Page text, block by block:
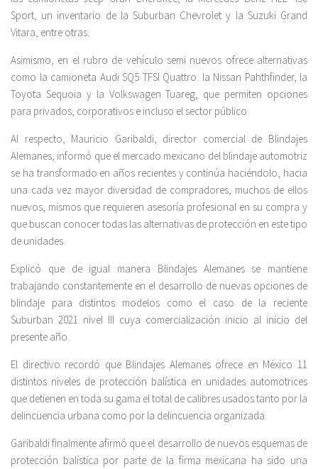
Sport, un inventario de la Suburban Chevrolet y la Suzuki Grand
Vitara, entre otras.
Asimismo, en el rubro de vehículo semi nuevos ofrece alternativas
como la camioneta Audi SQ5 TFSI Quattro. la Nissan Pahthfinder, la
Toyota Sequoia y la Volkswagen Tuareg, que permiten opciones
para privados, corporativos e incluso el sector público.
Al respecto, Mauricio Garibaldi, director comercial de Blindajes
Alemanes, informó que el mercado mexicano del blindaje automotriz
se ha transformado en años recientes y continúa haciéndolo, hacia
una cada vez mayor diversidad de compradores, muchos de ellos
nuevos, mismos que requieren asesoría profesional en su compra y
que buscan conocer todas las alternativas de protección en este tipo
de unidades.
Explicó que de igual manera Blindajes Alemanes se mantiene
trabajando constantemente en el desarrollo de nuevas opciones de
blindaje para distintos modelos como el caso de la reciente
Suburban 2021 nivel III cuya comercialización inicio al inicio del
presente año.
El directivo recordó que Blindajes Alemanes ofrece en México 11
distintos niveles de protección balística en unidades automotrices
que detienen en toda su gama el total de calibres usados tanto por la
delincuencia urbana como por la delincuencia organizada.
Garibaldi finalmente afirmó que el desarrollo de nuevos esquemas de
protección balística por parte de la firma mexicana ha sido una